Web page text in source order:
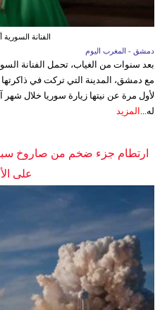
الفنانة
دمشق - المغرب اليوم
بعد سنوات من الغياب، تحمل الفنانة
مع دمشق، المدينة التي تركت في
لأول مرة عن نيتها زيارة سوريا خلال شهر
له... المزيد
ارتطام جزء ضخم من صاروخ
على